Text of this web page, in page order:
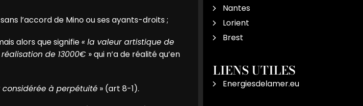
l’accord de Mino ou sesayants-droits;
alors que signifie« la valeur artistique de
de 13000€ » qui n’a de réalité qu’en
à perpétuité » (art 8-1).
Nantes
Lorient
Brest
LIENS UTILES
Energiesdelamer.eu